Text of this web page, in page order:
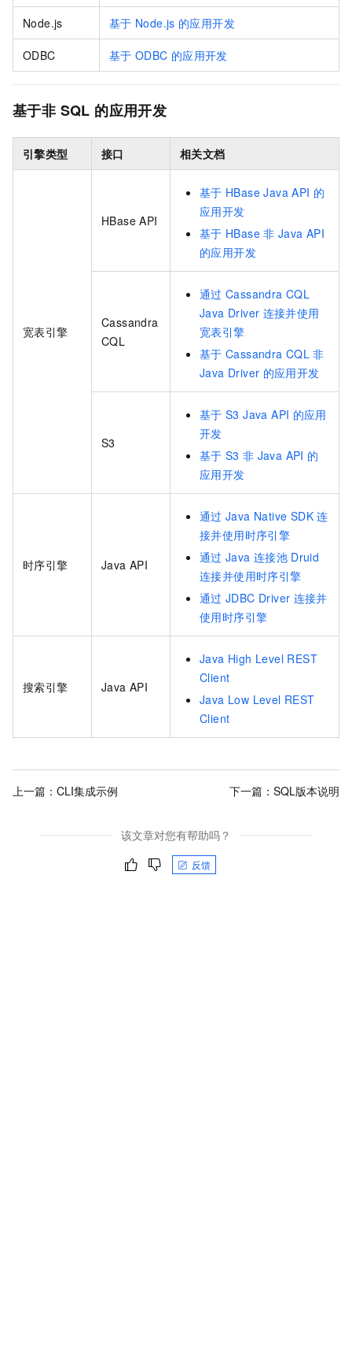
Node.js 基于 Node.js 的应用开发
ODBC 基于 ODBC 的应用开发
基于非 SQL 的应用开发
引擎类型 接口 相关文档
宽表引擎
HBase API
基于 HBase Java API 的
应用开发
基于 HBase 非 Java API
的应用开发
Cassandra
CQL
通过 Cassandra CQL
Java Driver 连接并使用
宽表引擎
基于 Cassandra CQL 非
Java Driver 的应用开发
S3
基于 S3 Java API 的应用
开发
基于 S3 非 Java API 的
应用开发
时序引擎 Java API
通过 Java Native SDK 连
接并使用时序引擎
通过 Java 连接池 Druid
连接并使用时序引擎
通过 JDBC Driver 连接并
使用时序引擎
搜索引擎 Java API
Java High Level REST
Client
Java Low Level REST
Client
上一篇： CLI集成示例 下一篇： SQL版本说明
该文章对您有帮助吗？
反馈